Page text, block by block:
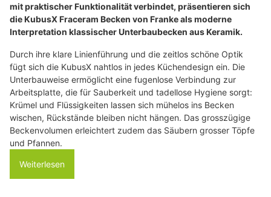
mit praktischer Funktionalität verbindet, präsentieren sich
die KubusX Fraceram Becken von Franke als moderne
Interpretation klassischer Unterbaubecken aus Keramik.
Durch ihre klare Linienführung und die zeitlos schöne Optik
fügt sich die KubusX nahtlos in jedes Küchendesign ein. Die
Unterbauweise ermöglicht eine fugenlose Verbindung zur
Arbeitsplatte, die für Sauberkeit und tadellose Hygiene sorgt:
Krümel und Flüssigkeiten lassen sich mühelos ins Becken
wischen, Rückstände bleiben nicht hängen. Das grosszügige
Beckenvolumen erleichtert zudem das Säubern grosser Töpfe
und Pfannen.
Weiterlesen